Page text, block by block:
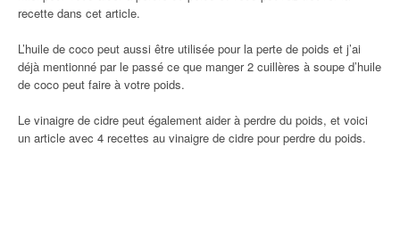
recette dans cet article.
L’huile de coco peut aussi être utilisée pour la perte de poids et j’ai
déjà mentionné par le passé ce que manger 2 cuillères à soupe d’huile
de coco peut faire à votre poids.
Le vinaigre de cidre peut également aider à perdre du poids, et voici
un article avec 4 recettes au vinaigre de cidre pour perdre du poids.